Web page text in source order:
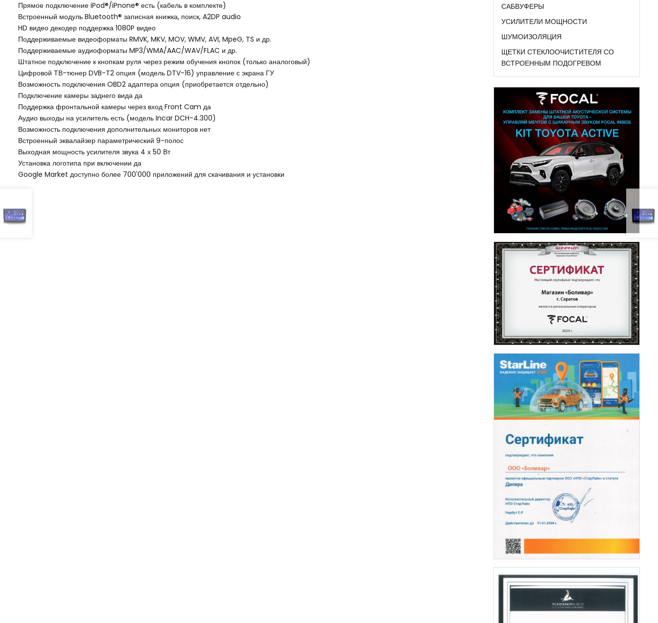
Прямое подключение iPod®/iPnone® есть (кабель в комплекте)
Встроенный модуль Bluetooth® записная книжка, поиск, A2DP audio
HD видео декодер поддержка 1080P видео
Поддерживаемые видеоформаты RMVK, MKV, MOV, WMV, AVI, MpeG, TS и др.
Поддерживаемые аудиоформаты MP3/WMA/AAC/WAV/FLAC и др.
Штатное подключение к кнопкам руля через режим обучения кнопок (только аналоговый)
Цифровой ТВ-тюнер DVB-T2 опция (модель DTV-16) управление с экрана ГУ
Возможность подключения OBD2 адаптера опция (приобретается отдельно)
Подключение камеры заднего вида да
Поддержка фронтальной камеры через вход Front Cam да
Аудио выходы на усилитель есть (модель Incar DCH-4.300)
Возможность подключения дополнительных мониторов нет
Встроенный эквалайзер параметрический 9-полос
Выходная мощность усилителя звука 4 х 50 Вт
Установка логотипа при включении да
Google Market доступно более 700'000 приложений для скачивания и установки
САБВУФЕРЫ
УСИЛИТЕЛИ МОЩНОСТИ
ШУМОИЗОЛЯЦИЯ
ЩЕТКИ СТЕКЛООЧИСТИТЕЛЯ СО
ВСТРОЕННЫМ ПОДОГРЕВОМ